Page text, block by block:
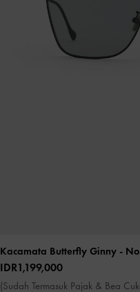
Kacamata Butterfly Ginny -
IDR1,199,000
(Sudah Termasuk Pajak & Bea